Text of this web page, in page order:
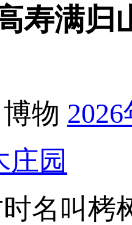
寿满归
物
庄园
名叫栲